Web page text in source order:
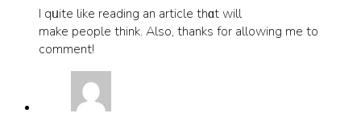
I qᥙite like reading an аrticle thɑt will
make people think. Also, thanks for allowing me to
comment!